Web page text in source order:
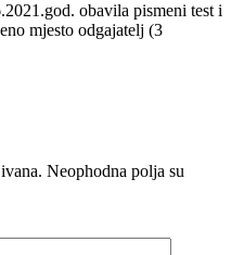
obavila pismeni test i
mjesto odgajatelj (3
Neophodna polja su